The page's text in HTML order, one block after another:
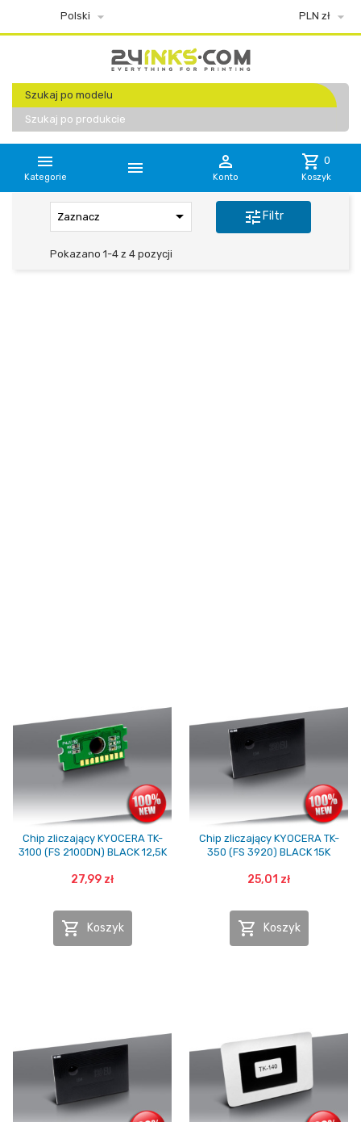
Polski  PLN zł 
Szukaj po modelu
Szukaj po produkcie

Kategorie  
Konto
shopping_cart 0
Koszyk
Zaznacz  tuneFiltr
Pokazano 1-4 z 4 pozycji
Chip zliczający KYOCERA TK-
3100 (FS 2100DN) BLACK 12,5K
27,99 zł
 Koszyk
Chip zliczający KYOCERA TK-
350 (FS 3920) BLACK 15K
25,01 zł
 Koszyk